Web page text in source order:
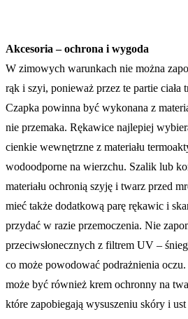
Akcesoria – ochrona i wygoda
W zimowych warunkach nie można
rąk i szyi, ponieważ przez te partie ciała
Czapka powinna być wykonana z
nie przemaka. Rękawice najlepiej
cienkie wewnętrzne z materiału
wodoodporne na wierzchu. Szalik lub
materiału ochronią szyję i twarz przed
mieć także dodatkową parę rękawic i
przydać w razie przemoczenia. Nie
przeciwsłonecznych z filtrem UV –
co może powodować podrażnienia
może być również krem ochronny na
które zapobiegają wysuszeniu skóry i